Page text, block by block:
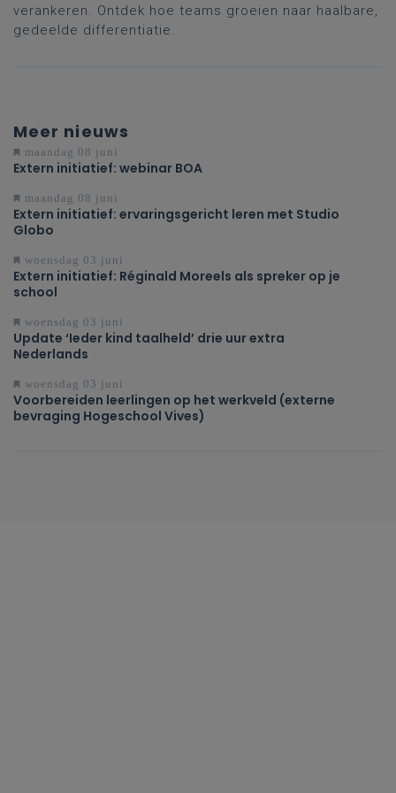
verankeren. Ontdek hoe teams groeien naar haalbare,
gedeelde differentiatie.
Meer nieuws
maandag 08 juni
Extern initiatief: webinar BOA
maandag 08 juni
Extern initiatief: ervaringsgericht leren met Studio
Globo
woensdag 03 juni
Extern initiatief: Réginald Moreels als spreker op je
school
woensdag 03 juni
Update ‘Ieder kind taalheld’ drie uur extra
Nederlands
woensdag 03 juni
Voorbereiden leerlingen op het werkveld (externe
bevraging Hogeschool Vives)